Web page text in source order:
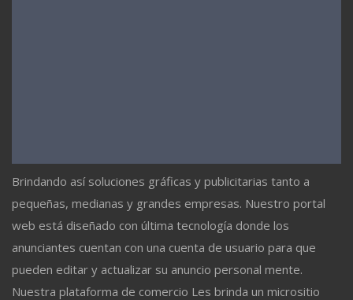
Brindando así soluciones gráficas y publicitarias tanto a
pequeñas, medianas y grandes empresas. Nuestro portal
web está diseñado con última tecnología donde los
anunciantes cuentan con una cuenta de usuario para que
pueden editar y actualizar su anuncio personal mente.
Nuestra plataforma de comercio Les brinda un micrositio